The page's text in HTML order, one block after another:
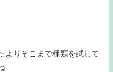
よりそこまで種類を試して